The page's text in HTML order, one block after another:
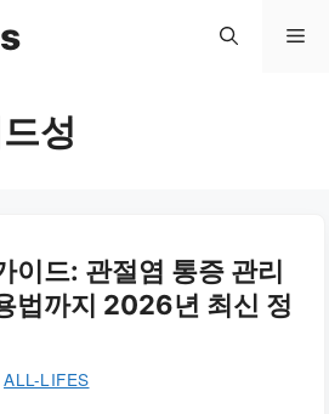
메
성
이드: 관절염 통증 관리
법까지 2026년 최신 정
ALL-LIFES